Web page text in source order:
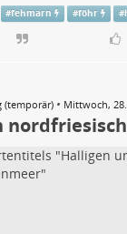
#fehmarn #föhr #
(temporär) • Mittwoch,